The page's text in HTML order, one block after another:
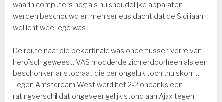
waarin computers nog als huishoudelijke apparaten
werden beschouwd en men serieus dacht dat de Siciliaan
wellicht weerlegd was.
De route naar die bekerfinale was ondertussen verre van
heroïsch geweest. VAS modderde zich erdoorheen als een
beschonken aristocraat die per ongeluk toch thuiskomt.
Tegen Amsterdam West werd het 2-2 ondanks een
ratingverschil dat ongeveer gelijk stond aan Ajax tegen